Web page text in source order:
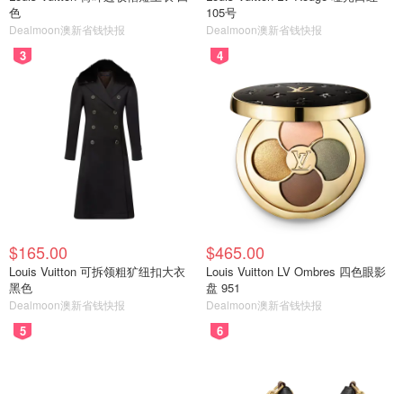
色
Dealmoon澳新省钱快报
105号
Dealmoon澳新省钱快报
3
$165.00
Louis Vuitton 可拆领粗犷纽扣大衣
黑色
Dealmoon澳新省钱快报
4
$465.00
Louis Vuitton LV Ombres 四色眼影
盘 951
Dealmoon澳新省钱快报
5 6